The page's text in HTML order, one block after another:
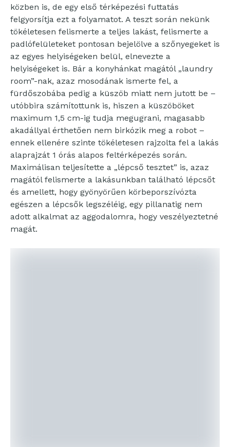
közben is, de egy első térképezési futtatás
felgyorsítja ezt a folyamatot. A teszt során nekünk
tökéletesen felismerte a teljes lakást, felismerte a
padlófelületeket pontosan bejelölve a szőnyegeket is
az egyes helyiségeken belül, elnevezte a
helyiségeket is. Bár a konyhánkat magától „laundry
room”-nak, azaz mosodának ismerte fel, a
fürdőszobába pedig a küszöb miatt nem jutott be –
utóbbira számítottunk is, hiszen a küszöböket
maximum 1,5 cm-ig tudja megugrani, magasabb
akadállyal érthetően nem birkózik meg a robot –
ennek ellenére szinte tökéletesen rajzolta fel a lakás
alaprajzát 1 órás alapos feltérképezés során.
Maximálisan teljesítette a „lépcső tesztet” is, azaz
magától felismerte a lakásunkban található lépcsőt
és amellett, hogy gyönyörűen körbeporszívózta
egészen a lépcsők legszéléig, egy pillanatig nem
adott alkalmat az aggodalomra, hogy veszélyeztetné
magát.